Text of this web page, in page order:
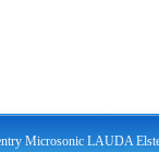
Microsonic LAUDA